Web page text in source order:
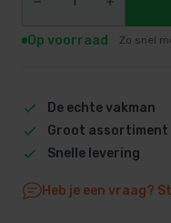
Op voorraad Zo snel
De echte vakman
Groot assortiment
Snelle levering
Heb je een vraag?